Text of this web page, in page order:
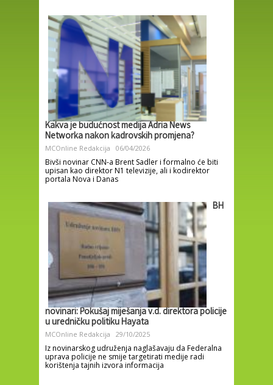
Kakva je budućnost medija Adria News
Networka nakon kadrovskih promjena?
MCOnline Redakcija 06/04/2026
Bivši novinar CNN-a Brent Sadler i formalno će biti
upisan kao direktor N1 televizije, ali i kodirektor
portala Nova i Danas
BH
novinari: Pokušaj miješanja v.d. direktora policije
u uredničku politiku Hayata
MCOnline Redakcija 29/10/2025
Iz novinarskog udruženja naglašavaju da Federalna
uprava policije ne smije targetirati medije radi
korištenja tajnih izvora informacija